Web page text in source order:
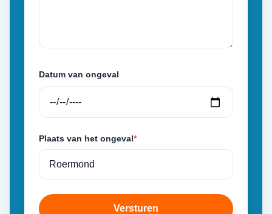
Datum van ongeval
Plaats van het ongeval*
Versturen